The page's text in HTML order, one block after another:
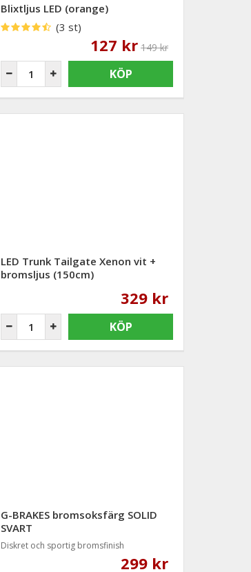
Blixtljus LED (orange)
(3 st)
127 kr 149 kr
KÖP
LED Trunk Tailgate Xenon vit +
bromsljus (150cm)
329 kr
KÖP
G-BRAKES bromsoksfärg SOLID
SVART
Diskret och sportig bromsfinish
299 kr